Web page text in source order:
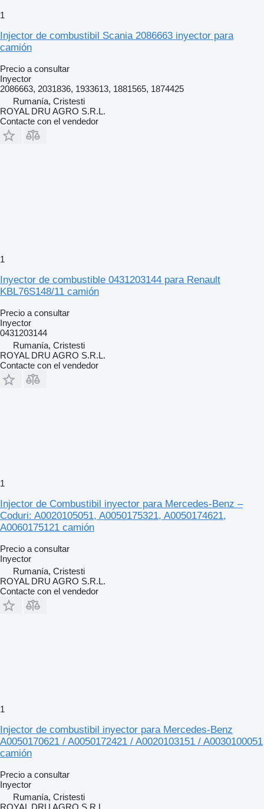
1
Injector de combustibil Scania 2086663 inyector para
camión
Precio a consultar
Inyector
2086663, 2031836, 1933613, 1881565, 1874425
Rumanía, Cristesti
ROYAL DRU AGRO S.R.L.
Contacte con el vendedor
1
Inyector de combustible 0431203144 para Renault
KBL76S148/11 camión
Precio a consultar
Inyector
0431203144
Rumanía, Cristesti
ROYAL DRU AGRO S.R.L.
Contacte con el vendedor
1
Injector de Combustibil inyector para Mercedes-Benz –
Coduri: A0020105051, A0050175321, A0050174621,
A0060175121 camión
Precio a consultar
Inyector
Rumanía, Cristesti
ROYAL DRU AGRO S.R.L.
Contacte con el vendedor
1
Injector de combustibil inyector para Mercedes-Benz
A0050170621 / A0050172421 / A0020103151 / A0030100051
camión
Precio a consultar
Inyector
Rumanía, Cristesti
ROYAL DRU AGRO S.R.L.